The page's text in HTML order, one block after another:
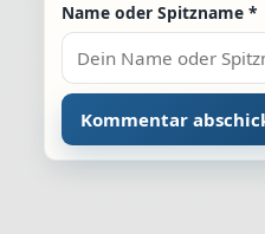
Name oder Spitzname *